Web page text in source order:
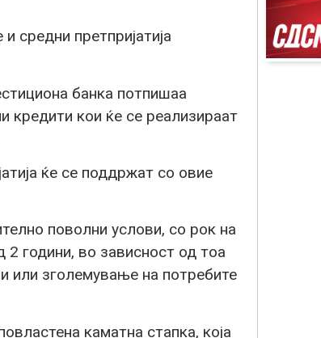
средни претпријатија
банка потпишаа
кредити кои ќе се реализираат
ќе се поддржат со овие
поволни услови, со рок на
2 години, во зависност од тоа
или зголемување на потребите
каматна стапка, која